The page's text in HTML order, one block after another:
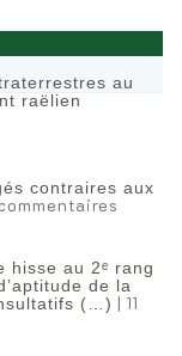
au
raëlien
contraires aux
commentaires
hisse au 2ᵉ rang
de la
(…) | 11